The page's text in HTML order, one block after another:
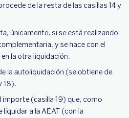
de la resta de las casillas 14 y
únicamente, si se está realizando
y se hace con el
la otra liquidación.
la autoliquidación (se obtiene de
18).
importe (casilla 19) que, como
a la AEAT (con la